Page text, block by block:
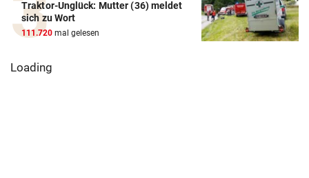
Traktor-Unglück: Mutter (36) meldet
sich zu Wort
111.720 mal gelesen
Loading